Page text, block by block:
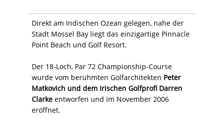
Direkt am Indischen Ozean gelegen, nahe der
Stadt Mossel Bay liegt das einzigartige Pinnacle
Point Beach und Golf Resort.
Der 18-Loch, Par 72 Championship-Course
wurde vom berühmten Golfarchitekten Peter
Matkovich und dem Irischen Golfprofi Darren
Clarke entworfen und im November 2006
eröffnet.